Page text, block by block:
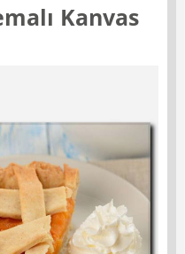
Kanvas